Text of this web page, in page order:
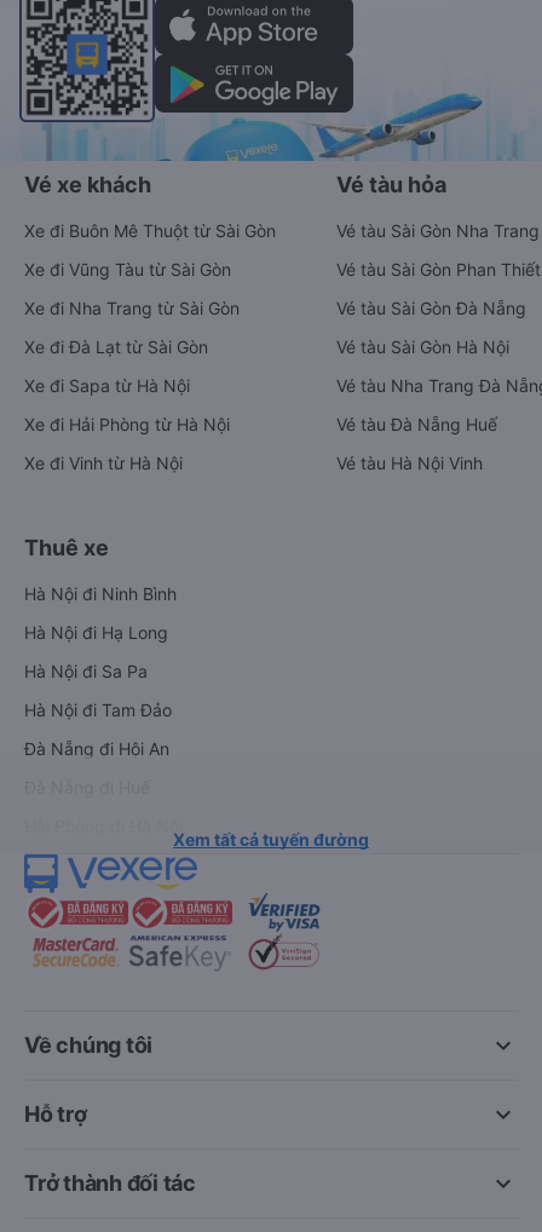
Vé xe khách
Xe đi Buôn Mê Thuột từ Sài Gòn
Xe đi Vũng Tàu từ Sài Gòn
Xe đi Nha Trang từ Sài Gòn
Xe đi Đà Lạt từ Sài Gòn
Xe đi Sapa từ Hà Nội
Xe đi Hải Phòng từ Hà Nội
Xe đi Vinh từ Hà Nội
Vé tàu hỏa
Vé tàu Sài Gòn Nha Trang
Vé tàu Sài Gòn Phan Thiết
Vé tàu Sài Gòn Đà Nẵng
Vé tàu Sài Gòn Hà Nội
Vé tàu Nha Trang Đà
Vé tàu Đà Nẵng Huế
Vé tàu Hà Nội Vinh
Thuê xe
Hà Nội đi Ninh Bình
Hà Nội đi Hạ Long
Hà Nội đi Sa Pa
Hà Nội đi Tam Đảo
Đà Nẵng đi Hội An
Xem tất cả tuyến đường
keyboard_arrow_down
Về chúng tôi
keyboard_arrow_down
Hỗ trợ
keyboard_arrow_down
Trở thành đối tác